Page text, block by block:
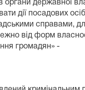
органи державної
дії посадових
справами,
від форм
громадян» -